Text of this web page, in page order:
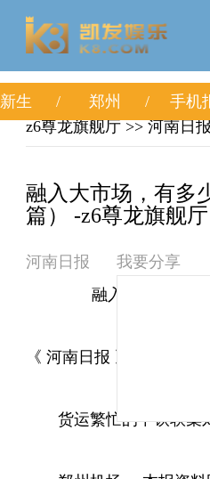
新生 郑州 手机
z6尊龙旗舰厅 >> 河南日
融入大市场，有多
篇） -z6尊龙旗舰厅
河南日报
我要分享
融入大市场，有
《 河南日报 》（ 2025年
货运繁忙的中铁联集